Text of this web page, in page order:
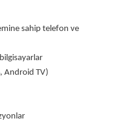
sahip telefon ve
Android TV)